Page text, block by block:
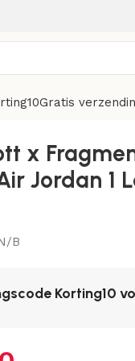
Gratis
x
Jordan 1
B
Korting10